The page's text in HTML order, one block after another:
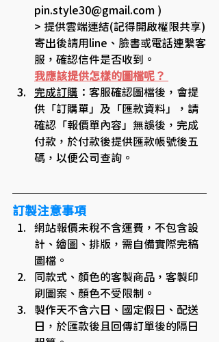
pin.style30@gmail.com )
> 提供雲端連結(記得開啟權限共享)
寄出後請用line、臉書或電話連繫客
服，確認信件是否收到。
我應該提供怎樣的圖檔呢？
完成訂購 ：客服確認圖檔後，會提
供「訂購單」及「匯款資料」，請
確認「報價單內容」無誤後，完成
付款，於付款後提供匯款帳號後五
碼，以便公司查詢。
訂製注意事項
網站報價未稅不含運費，不包含設
計、繪圖、排版，需自備實際完稿
圖檔。
同款式、顏色的客製商品，客製印
刷圖案、顏色不受限制。
製作天不含六日、國定假日、配送
日，於匯款後且回傳訂單後的隔日